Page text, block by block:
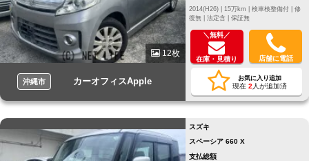
12枚
沖縄市 カーオフィスApple
修
復無 | 法定含 | 保証無
＼無料／
在庫・見積り 店舗に電話
お気に入り追加
現在 2 人が追加済
スズキ
スペーシア 660 X
支払総額